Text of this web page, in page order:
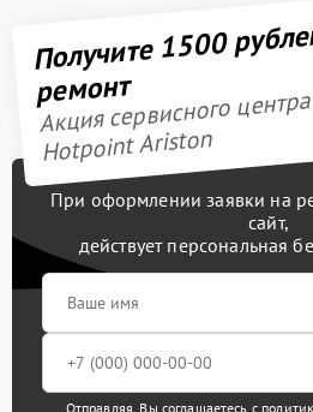
Получите 1500
ремонт
Акция сервисного центра
Hotpoint Ariston
При оформлении заявки на
сайт,
действует персональная
Отправляя, Вы соглашаетесь с